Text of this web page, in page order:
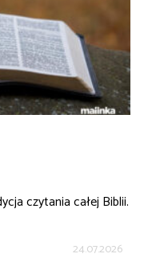
czytania całej Biblii.
24.07.2026